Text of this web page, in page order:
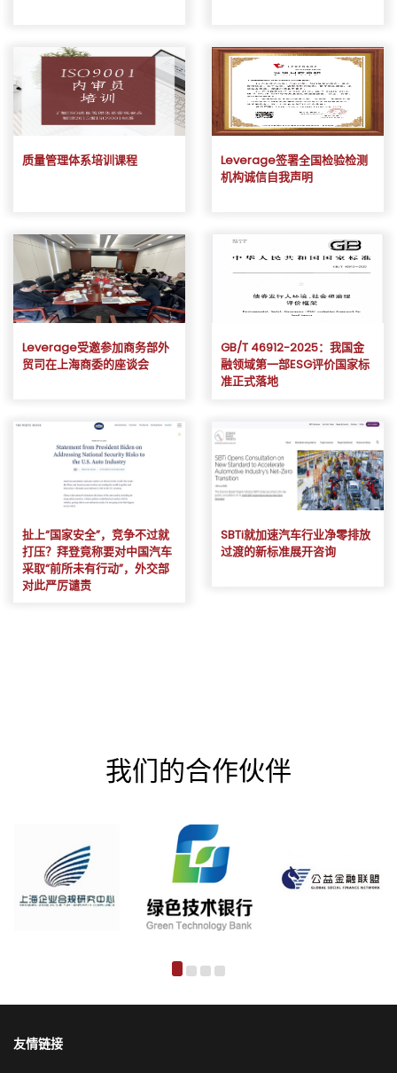
质量管理体系培训课程
Leverage签署全国检验检测
机构诚信自我声明
Leverage受邀参加商务部外
贸司在上海商委的座谈会
GB/T 46912-2025：我国金
融领域第一部ESG评价国家标
准正式落地
扯上“国家安全”，竞争不过就
打压？拜登竟称要对中国汽车
采取“前所未有行动”，外交部
对此严厉谴责
SBTi就加速汽车行业净零排放
过渡的新标准展开咨询
我们的合作伙伴
友情链接